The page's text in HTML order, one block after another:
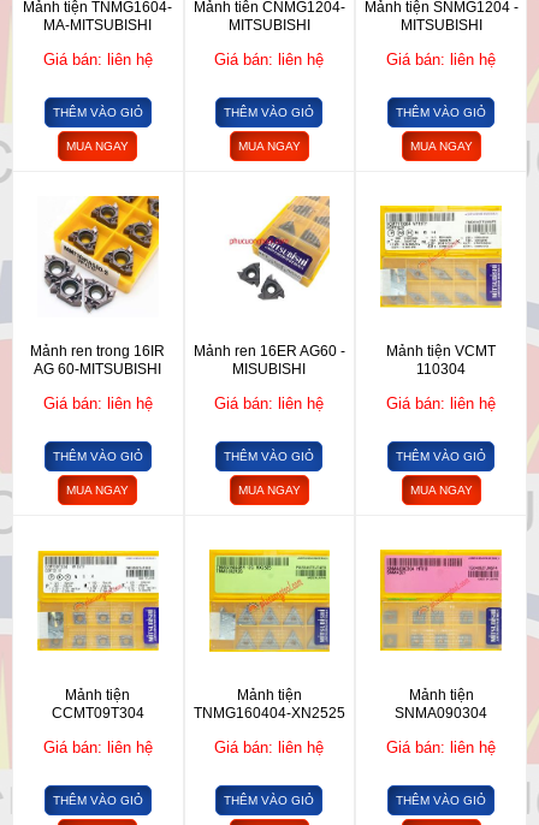
Mảnh tiện TNMG1604-
MA-MITSUBISHI
Giá bán: liên hệ
THÊM VÀO GIỎ
MUA NGAY
Mảnh tiên CNMG1204-
MITSUBISHI
Giá bán: liên hệ
THÊM VÀO GIỎ
MUA NGAY
Mảnh tiện SNMG1204 -
MITSUBISHI
Giá bán: liên hệ
THÊM VÀO GIỎ
MUA NGAY
Mảnh ren trong 16IR
AG 60-MITSUBISHI
Giá bán: liên hệ
THÊM VÀO GIỎ
MUA NGAY
Mảnh ren 16ER AG60 -
MISUBISHI
Giá bán: liên hệ
THÊM VÀO GIỎ
MUA NGAY
Mảnh tiện VCMT
110304
Giá bán: liên hệ
THÊM VÀO GIỎ
MUA NGAY
Mảnh tiện
CCMT09T304
Giá bán: liên hệ
THÊM VÀO GIỎ
Mảnh tiện
TNMG160404-XN2525
Giá bán: liên hệ
THÊM VÀO GIỎ
Mảnh tiện
SNMA090304
Giá bán: liên hệ
THÊM VÀO GIỎ